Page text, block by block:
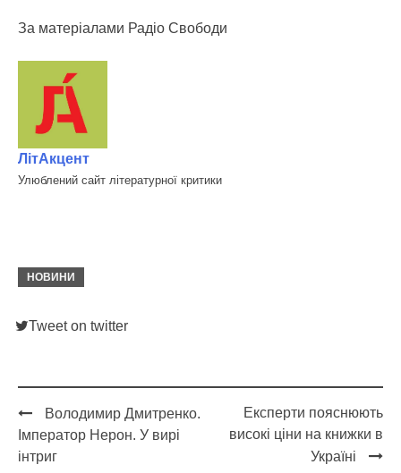
За матеріалами Радіо Свободи
ЛітАкцент
Улюблений сайт літературної критики
НОВИНИ
Tweet on twitter
Post
navigation
Володимир Дмитренко.
Імператор Нерон. У вирі
інтриг
Експерти пояснюють
високі ціни на книжки в
Україні